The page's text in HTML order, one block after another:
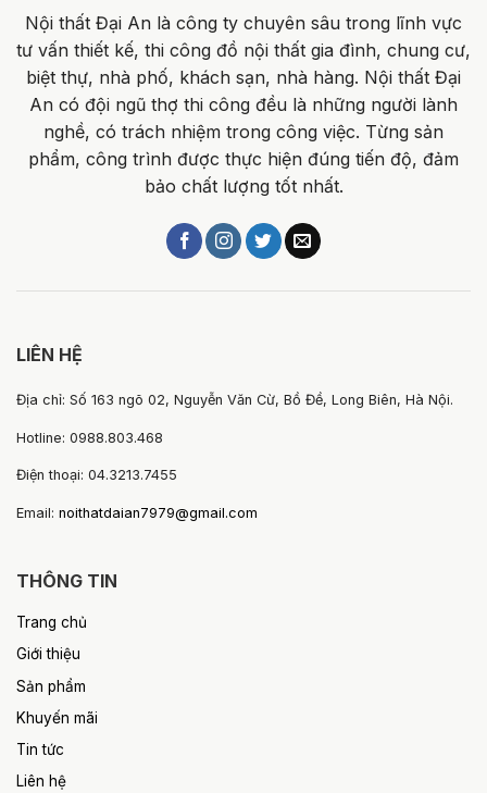
Nội thất Đại An là công ty chuyên sâu trong lĩnh vực
tư vấn thiết kế, thi công đồ nội thất gia đình, chung cư,
biệt thự, nhà phố, khách sạn, nhà hàng. Nội thất Đại
An có đội ngũ thợ thi công đều là những người lành
nghề, có trách nhiệm trong công việc. Từng sản
phẩm, công trình được thực hiện đúng tiến độ, đảm
bảo chất lượng tốt nhất.
LIÊN HỆ
Địa chỉ: Số 163 ngõ 02, Nguyễn Văn Cừ, Bồ Đề, Long Biên, Hà Nội.
Hotline: 0988.803.468
Điện thoại: 04.3213.7455
Email: noithatdaian7979@gmail.com
THÔNG TIN
Trang chủ
Giới thiệu
Sản phẩm
Khuyến mãi
Tin tức
Liên hệ